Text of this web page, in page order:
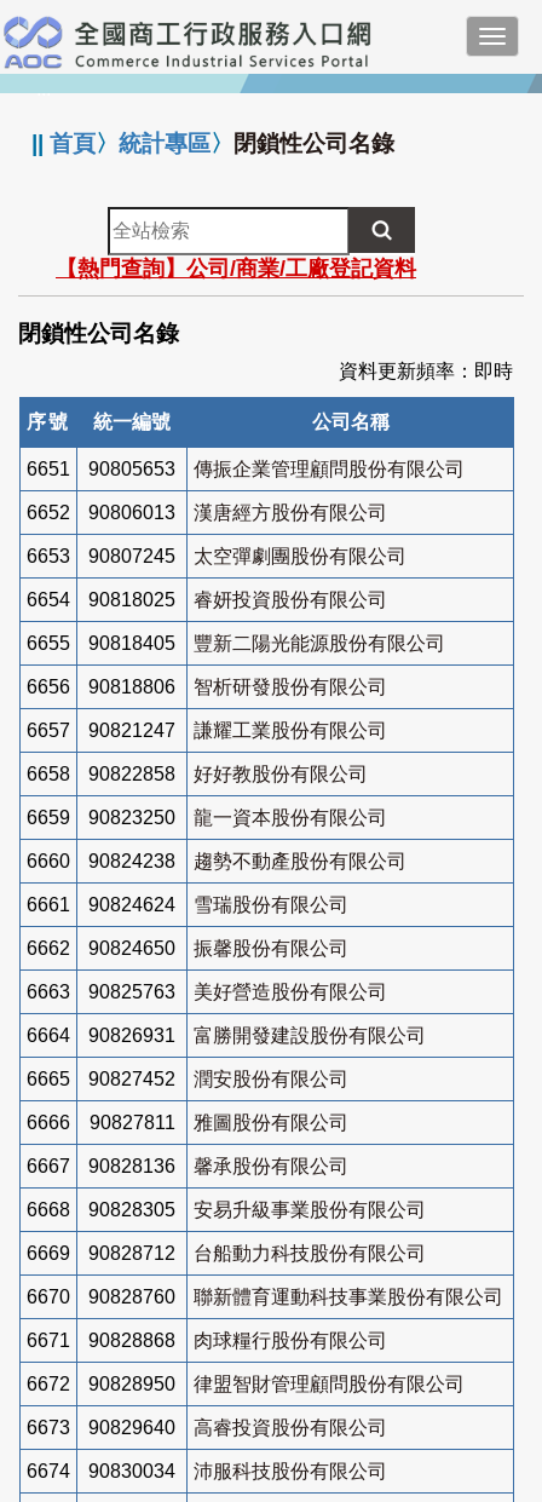
跳
到
主
要
:::
||首頁〉統計專區〉 閉鎖性公司名錄
全
站
檢
索
【熱門查詢】公司/商業/工廠登記資料
閉鎖性公司名錄
資料更新頻率：即時
序號 統一編號 公司名稱
6651 90805653 傳振企業管理顧問股份有限公司
6652 90806013 漢唐經方股份有限公司
6653 90807245 太空彈劇團股份有限公司
6654 90818025 睿妍投資股份有限公司
6655 90818405 豐新二陽光能源股份有限公司
6656 90818806 智析研發股份有限公司
6657 90821247 謙耀工業股份有限公司
6658 90822858 好好教股份有限公司
6659 90823250 龍一資本股份有限公司
6660 90824238 趨勢不動產股份有限公司
6661 90824624 雪瑞股份有限公司
6662 90824650 振馨股份有限公司
6663 90825763 美好營造股份有限公司
6664 90826931 富勝開發建設股份有限公司
6665 90827452 潤安股份有限公司
6666 90827811 雅圖股份有限公司
6667 90828136 馨承股份有限公司
6668 90828305 安易升級事業股份有限公司
6669 90828712 台船動力科技股份有限公司
6670 90828760 聯新體育運動科技事業股份有限公司
6671 90828868 肉球糧行股份有限公司
6672 90828950 律盟智財管理顧問股份有限公司
6673 90829640 高睿投資股份有限公司
6674 90830034 沛服科技股份有限公司